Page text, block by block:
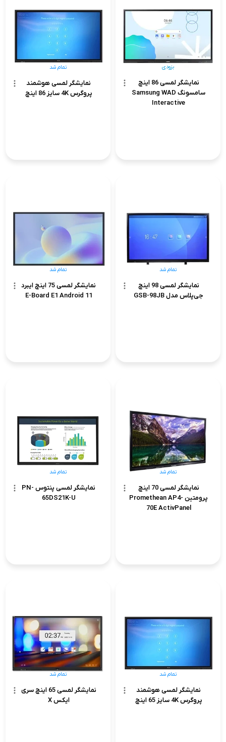
نمایشگر لمسی 86 اینچ
سامسونگ Samsung WAD
Interactive
بزودی
نمایشگر لمسی هوشمند
پروگرس 4K سایز 86 اینچ
تمام شد
نمایشگر لمسی 98 اینچ
جی‌پلاس مدل GSB-98JB
تمام شد
نمایشگر لمسی 75 اینچ ایبرد
E-Board E1 Android 11
تمام شد
نمایشگر لمسی 70 اینچ
پرومتین Promethean AP4-
70E ActivPanel
تمام شد
نمایشگر لمسی پنتوس PN-
65DS21K-U
تمام شد
نمایشگر لمسی هوشمند
پروگرس 4K سایز 65 اینچ
تمام شد
نمایشگر لمسی 65 اینچ سری
ایکس X
تمام شد